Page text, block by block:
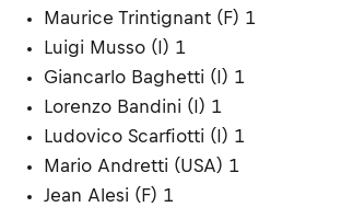
Maurice Trintignant (F) 1
Luigi Musso (I) 1
Giancarlo Baghetti (I) 1
Lorenzo Bandini (I) 1
Ludovico Scarfiotti (I) 1
Mario Andretti (USA) 1
Jean Alesi (F) 1